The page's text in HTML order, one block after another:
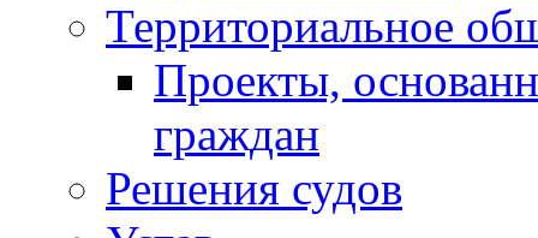
Территориальное
Проекты,
граждан
Решения судов